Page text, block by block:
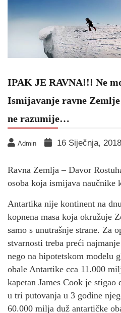
IPAK JE RAVNA!!! Ne
Ismijavanje ravne
ne razumije…
Admin 16 Siječnja, 2018
Ravna Zemlja – Davor
osoba koja ismijava naučnike
Antartika nije kontinent na
kopnena masa koja okružuje
samo s unutrašnje strane. Za
stvarnosti treba preći
nego na hipotetskom modelu
obale Antartike cca 11.000
kapetan James Cook je
u tri putovanja u 3 godine
60.000 milja duž antartičke